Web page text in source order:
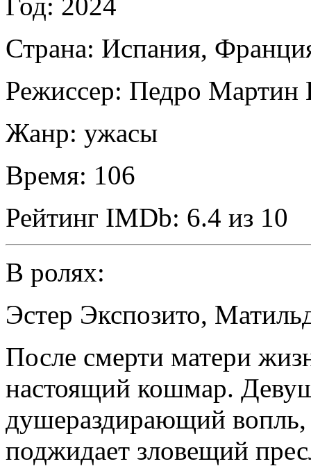
Страна: Испания,
Режиссер: Педро Мартин
Жанр: ужасы
Время: 106
Рейтинг IMDb: 6.4 из 10
В ролях:
Эстер Экспозито,
После смерти матери
настоящий кошмар.
душераздирающий
поджидает зловещий